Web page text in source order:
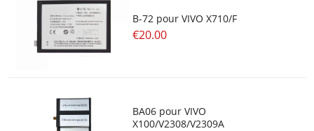
B-72 pour VIVO X710/F
€20.00
BA06 pour VIVO
X100/V2308/V2309A